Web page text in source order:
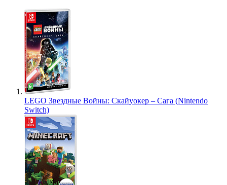
LEGO Звездные Войны: Скайуокер – Сага (Nintendo
Switch)